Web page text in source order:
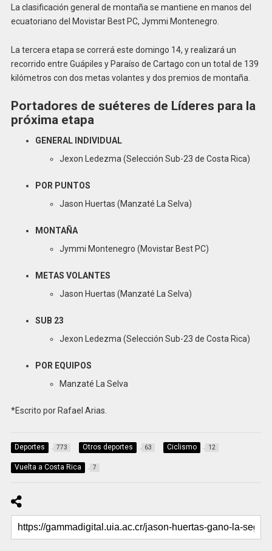
La clasificación general de montaña se mantiene en manos del
ecuatoriano del Movistar Best PC, Jymmi Montenegro.
La tercera etapa se correrá este domingo 14, y realizará un
recorrido entre Guápiles y Paraíso de Cartago con un total de 139
kilómetros con dos metas volantes y dos premios de montaña.
Portadores de suéteres de Líderes para la
próxima etapa
GENERAL INDIVIDUAL
Jexon Ledezma (Selección Sub-23 de Costa Rica)
POR PUNTOS
Jason Huertas (Manzaté La Selva)
MONTAÑA
Jymmi Montenegro (Movistar Best PC)
METAS VOLANTES
Jason Huertas (Manzaté La Selva)
SUB 23
Jexon Ledezma (Selección Sub-23 de Costa Rica)
POR EQUIPOS
Manzaté La Selva
*Escrito por Rafael Arias.
Deportes 773 Otros deportes 63 Ciclismo 12
Vuelta a Costa Rica 7